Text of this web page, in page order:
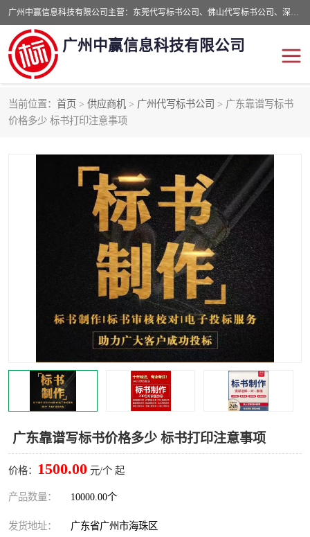
广州中赢信息科技有限公司主营：东莞代写标书公司、佛山代写标书公司、深圳代写标书公司等,食品类标书、工程类类标书,经验丰富的标书制作团队,24小时加急服务,多对一服务。
广州中赢信息科技有限公司
当前位置： 首页 > 供应商机 > 广州代写标书公司 > 广东靠谱写标书
价格多少 标书打印注意事项
广东靠谱写标书价格多少 标书打印注意事项
价格： 1500.00 元/个 起
产品数量： 10000.00个
发货地址： 广东省广州市海珠区
东莞代写标书公司
深圳代写标书公司 广州代写标书公司